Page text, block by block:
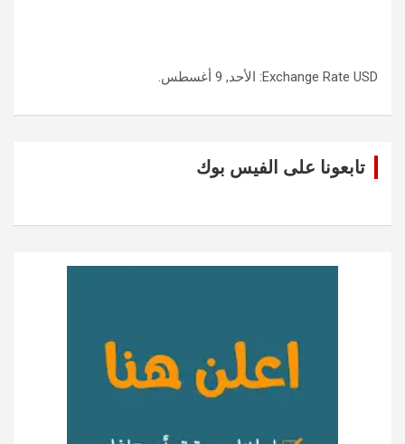
Exchange Rate USD : الأحد, 9 أغسطس.
تابعونا على الفيس بوك